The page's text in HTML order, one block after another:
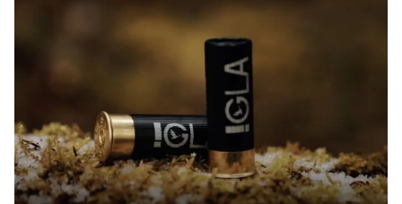
Нижегородской области — там, где нет
стационарных камер и необходимой
инфраструктуры.